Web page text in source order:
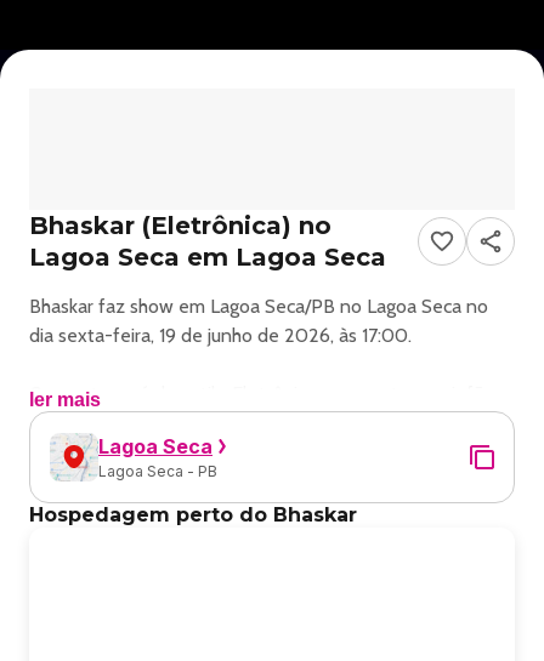
Bhaskar (Eletrônica) no
Lagoa Seca em Lagoa Seca
Bhaskar faz show em Lagoa Seca/PB no Lagoa Seca no
dia sexta-feira, 19 de junho de 2026, às 17:00.
O evento será do estilo Eletrônica e promete reunir fãs
para uma noite especial de música ao vivo.
O show acontece no Lagoa Seca, um espaço conhecido
por receber eventos na cidade de Lagoa Seca.
ler mais
Lagoa Seca
Lagoa Seca - PB
Hospedagem perto do Bhaskar